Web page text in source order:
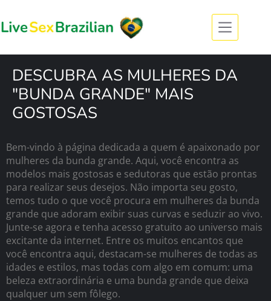
DESCUBRA AS MULHERES DA
"BUNDA GRANDE" MAIS
GOSTOSAS
Bem-vindo à página dedicada a quem é apaixonado por
mulheres da bunda grande. Aqui, você encontra as
modelos mais gostosas e sedutoras que estão prontas
para realizar seus desejos. Não importa seu gosto,
temos tudo o que você procura em mulheres da bunda
grande que adoram exibir suas curvas e seduzir ao vivo.
Junte-se agora e tenha acesso gratuito ao universo mais
excitante da internet. Entre os muitos encantos que
você encontra aqui, destacam-se mulheres de todas as
idades e estilos, mas todas com algo em comum: uma
beleza extraordinária e uma bunda grande que deixa
qualquer um sem fôlego.